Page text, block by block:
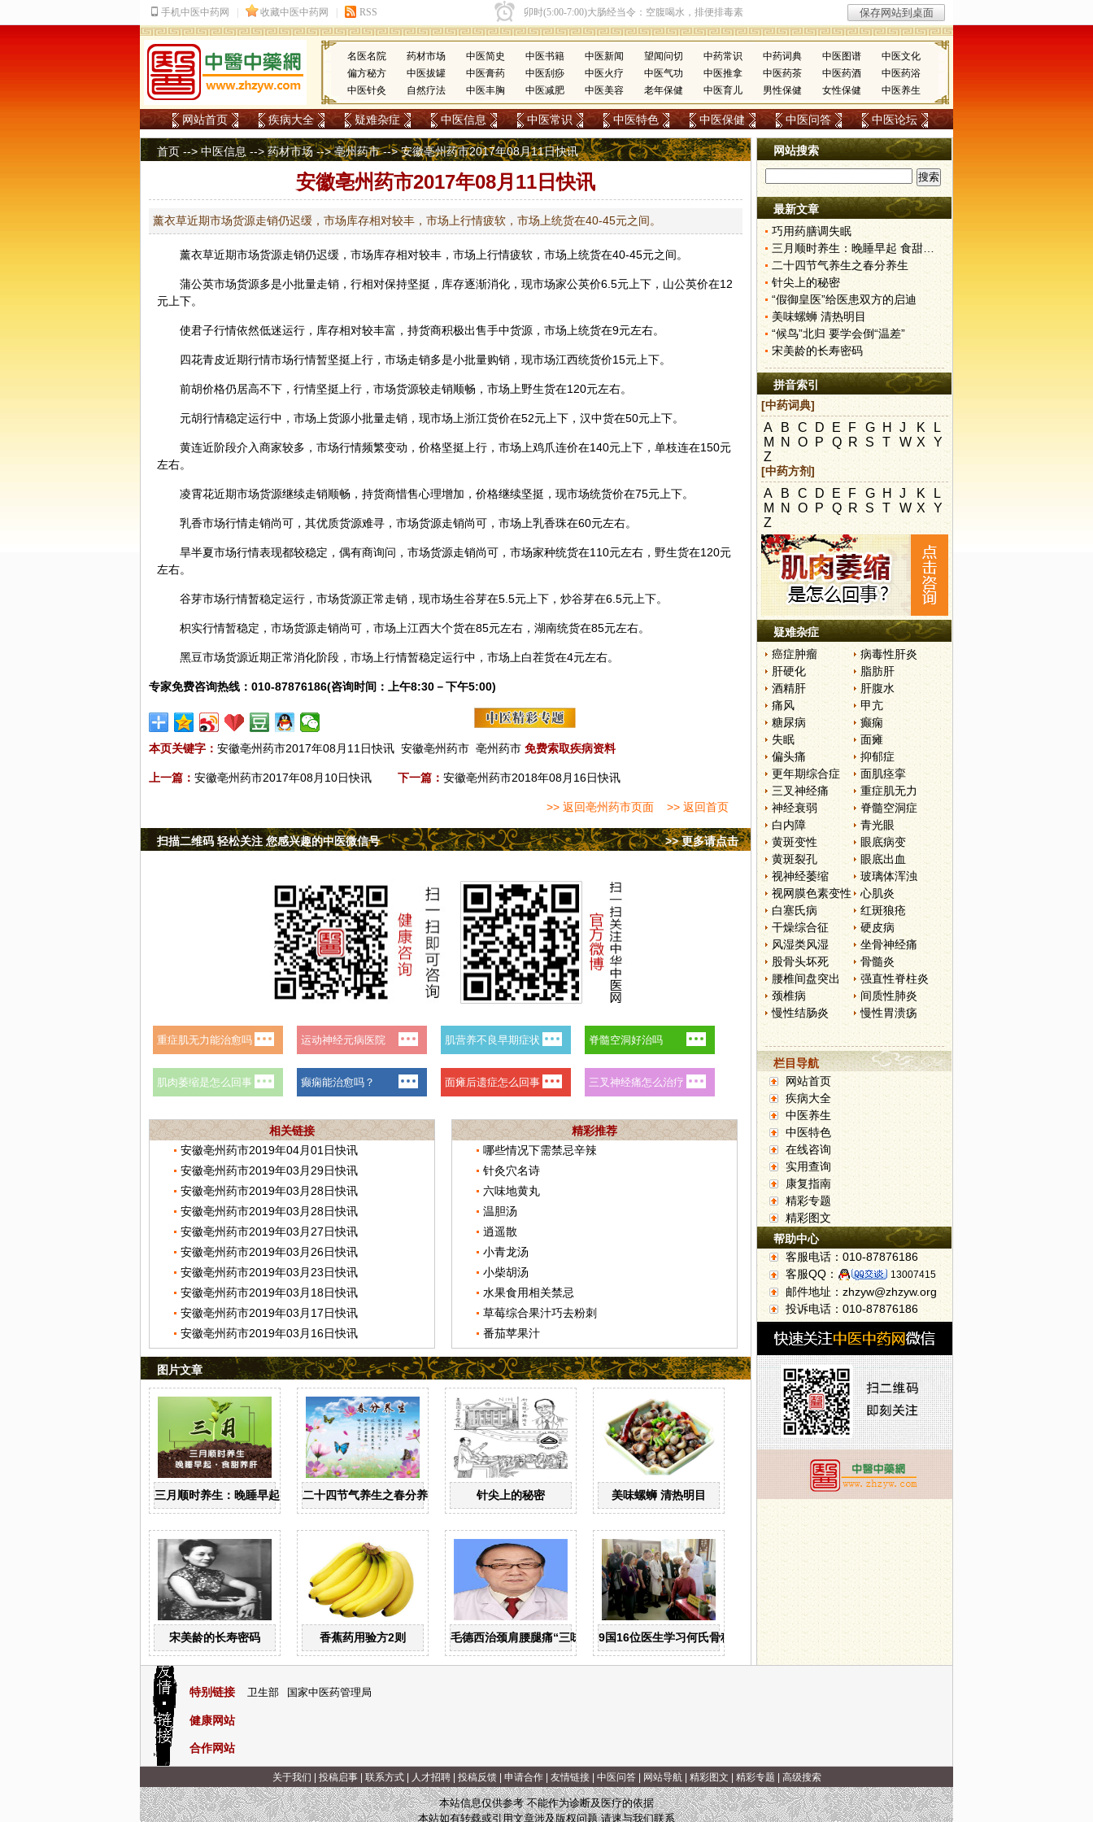
名医名院 药材市场 中医简史 中医书籍 中医新闻 望闻问切 中药常识 中药词典 中医图谱
中医文化
偏方秘方
中医拔罐 中医膏药 中医刮痧 中医火疗 中医气功 中医推拿 中医药茶 中医药酒
中医药浴
中医针灸
自然疗法 中医丰胸 中医减肥 中医美容 老年保健 中医育儿 男性保健 女性保健 中医养生
网站首页 疾病大全 疑难杂症 中医信息 中医常识 中医特色 中医保健 中医问答 中医论坛
首页 -->中医信息 -->药材市场-->亳州药市--> 安徽亳州药市2017年08月11日快讯
安徽亳州药市2017年08月11日快讯
薰衣草近期市场货源走销仍迟缓，市场库存相对较丰，市场上行情疲软，市场上统货在40-45元之间。
薰衣草近期市场货源走销仍迟缓，市场库存相对较丰，市场上行情疲软，市场上统货在40-45元之间。
蒲公英市场货源多是小批量走销，行相对保持坚挺，库存逐渐消化，现市场家公英价6.5元上下，山公英价在12
元上下。
使君子行情依然低迷运行，库存相对较丰富，持货商积极出售手中货源，市场上统货在9元左右。
四花青皮近期行情市场行情暂坚挺上行，市场走销多是小批量购销，现市场江西统货价15元上下。
前胡价格仍居高不下，行情坚挺上行，市场货源较走销顺畅，市场上野生货在120元左右。
元胡行情稳定运行中，市场上货源小批量走销，现市场上浙江货价在52元上下，汉中货在50元上下。
黄连近阶段介入商家较多，市场行情频繁变动，价格坚挺上行，市场上鸡爪连价在140元上下，单枝连在150元
左右。
凌霄花近期市场货源继续走销顺畅，持货商惜售心理增加，价格继续坚挺，现市场统货价在75元上下。
乳香市场行情走销尚可，其优质货源难寻，市场货源走销尚可，市场上乳香珠在60元左右。
旱半夏市场行情表现都较稳定，偶有商询问，市场货源走销尚可，市场家种统货在110元左右，野生货在120元
左右。
谷芽市场行情暂稳定运行，市场货源正常走销，现市场生谷芽在5.5元上下，炒谷芽在6.5元上下。
枳实行情暂稳定，市场货源走销尚可，市场上江西大个货在85元左右，湖南统货在85元左右。
黑豆市场货源近期正常消化阶段，市场上行情暂稳定运行中，市场上白茬货在4元左右。
专家免费咨询热线：010-87876186(咨询时间：上午8:30－下午5:00)
本页关键字： 安徽亳州药市2017年08月11日快讯 安徽亳州药市 亳州药市 免费索取疾病资料
上一篇： 安徽亳州药市2017年08月10日快讯 下一篇： 安徽亳州药市2018年08月16日快讯
>> 返回亳州药市页面 >> 返回首页
>> 更多请点击
扫描二维码 轻松关注 您感兴趣的中医微信号
相关链接
安徽亳州药市2019年04月01日快讯
安徽亳州药市2019年03月29日快讯
安徽亳州药市2019年03月28日快讯
安徽亳州药市2019年03月28日快讯
安徽亳州药市2019年03月27日快讯
安徽亳州药市2019年03月26日快讯
安徽亳州药市2019年03月23日快讯
安徽亳州药市2019年03月18日快讯
安徽亳州药市2019年03月17日快讯
安徽亳州药市2019年03月16日快讯
精彩推荐
哪些情况下需禁忌辛辣
针灸穴名诗
六味地黄丸
温胆汤
逍遥散
小青龙汤
小柴胡汤
水果食用相关禁忌
草莓综合果汁巧去粉刺
番茄苹果汁
图片文章
三月顺时养生：晚睡早起 食甜养肝二十四节气养生之春分养生 针尖上的秘密 美味螺蛳 清热明目
宋美龄的长寿密码 香蕉药用验方2则 毛德西治颈肩腰腿痛“三味方”9国16位医生学习何氏骨科中医疗法
网站搜索
最新文章
巧用药膳调失眠
三月顺时养生：晚睡早起 食甜养肝
二十四节气养生之春分养生
针尖上的秘密
“假御皇医”给医患双方的启迪
美味螺蛳 清热明目
“候鸟”北归 要学会倒“温差”
宋美龄的长寿密码
拼音索引
[中药词典]
A B C D E F G H J K
L
M N O P Q R S T W X
Y
Z
[中药方剂]
A B C D E F G H J K
L
M N O P Q R S T W X
Y
Z
疑难杂症
癌症肿瘤
病毒性肝炎
肝硬化
脂肪肝
酒精肝
肝腹水
痛风
甲亢
糖尿病
癫痫
失眠
面瘫
偏头痛
抑郁症
更年期综合症
面肌痉挛
三叉神经痛
重症肌无力
神经衰弱
脊髓空洞症
白内障
青光眼
黄斑变性
眼底病变
黄斑裂孔
眼底出血
视神经萎缩
玻璃体浑浊
视网膜色素变性
心肌炎
白塞氏病
红斑狼疮
干燥综合征
硬皮病
风湿类风湿
坐骨神经痛
股骨头坏死
骨髓炎
腰椎间盘突出
强直性脊柱炎
颈椎病
间质性肺炎
慢性结肠炎
慢性胃溃疡
栏目导航
网站首页
疾病大全
中医养生
中医特色
在线咨询
实用查询
康复指南
精彩专题
精彩图文
帮助中心
客服电话：010-87876186
客服QQ：
13007415
邮件地址：zhzyw@zhzyw.org
投诉电话：010-87876186
特别链接 卫生部 国家中医药管理局
健康网站
合作网站
关于我们 投稿启事| 联系方式| 人才招聘| 投稿反馈| 申请合作| 友情链接| 中医问答| 网站导航| 精彩图文 精彩专题 高级搜索
本站信息仅供参考 不能作为诊断及医疗的依据
本站如有转载或引用文章涉及版权问题 请速与我们联系